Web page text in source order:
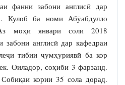
фанни забони англисӣ дар
Кулоб ба номи Абӯабдулло
моҳи январи соли 2018
забони англисӣ дар кафедраи
тибии ҷумҳуриявӣ ба кор
Оиладор, соҳиби 3 фарзанд.
кории 35 сола дорад.